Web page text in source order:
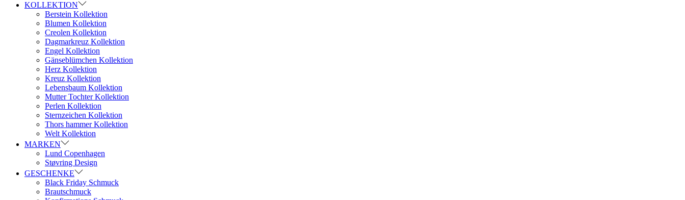
KOLLEKTION
Berstein Kollektion
Blumen Kollektion
Creolen Kollektion
Dagmarkreuz Kollektion
Engel Kollektion
Gänseblümchen Kollektion
Herz Kollektion
Kreuz Kollektion
Lebensbaum Kollektion
Mutter Tochter Kollektion
Perlen Kollektion
Sternzeichen Kollektion
Thors hammer Kollektion
Welt Kollektion
MARKEN
Lund Copenhagen
Støvring Design
GESCHENKE
Black Friday Schmuck
Brautschmuck